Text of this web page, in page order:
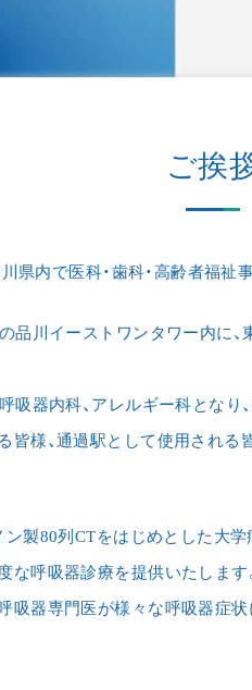
ご挨
県内で医科・⻭科・⾼齢者福祉
品川イーストワンタワー内に
吸器内科、アレルギー科とな
様、通過駅として使用される
製80列CTをはじめとした大
な呼吸器診療を提供いたします
器専門医が様々な呼吸器症状